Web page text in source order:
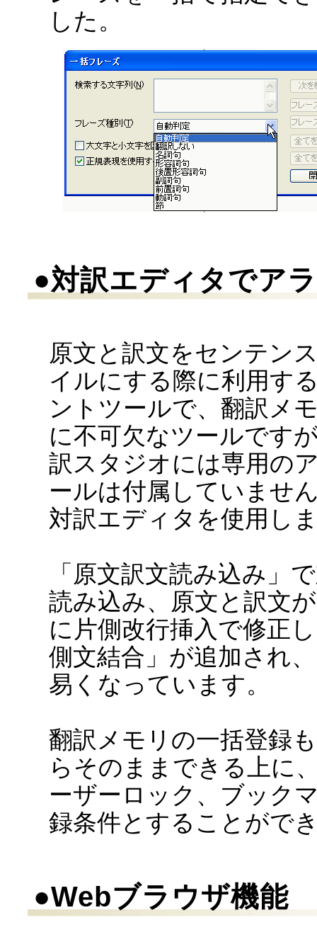
した。
●対訳エディタでア
原文と訳文をセンテン
イルにする際に利用す
ントツールで、翻訳メ
に不可欠なツールです
訳スタジオには専用の
ールは付属していませ
対訳エディタを使用し
「原文訳文読み込み」
読み込み、原文と訳文
に片側改行挿入で修正
側文結合」が追加され
易くなっています。
翻訳メモリの一括登録
らそのままできる上に
ーザーロック、ブック
録条件とすることがで
●Webブラウザ機能